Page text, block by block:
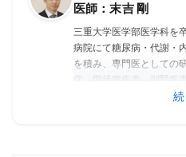
医師：末吉 剛
三重大学医学部医学科を
病院にて糖尿病・代謝・
を積み、専門医としての
症、甲状腺疾患、副腎疾
疾患に幅広く対応し、生